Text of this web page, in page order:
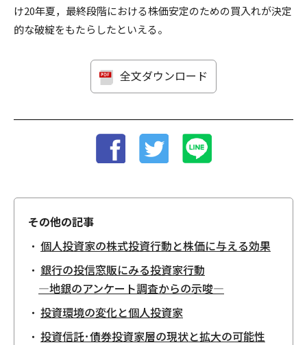
け20年夏，最終段階における株価安定のための買入れが決定
的な破綻をもたらしたといえる。
全文ダウンロード
その他の記事
個人投資家の株式投資行動と株価に与える効果
銀行の投信窓販にみる投資家行動
―地銀のアンケート調査からの示唆―
投資環境の変化と個人投資家
投資信託･債券投資家層の現状と拡大の可能性